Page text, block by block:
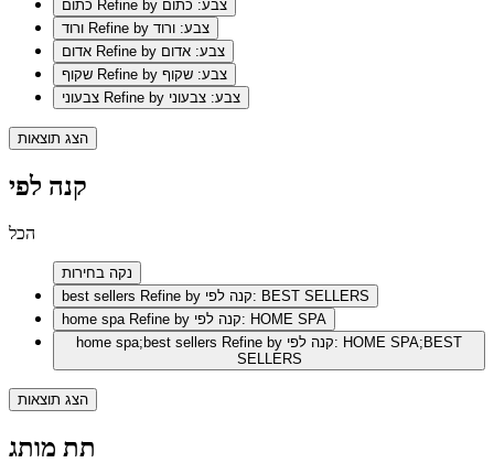
Refine by צבע: כתום
Refine by צבע: ורוד
Refine by צבע: אדום
Refine by צבע: שקוף
Refine by צבע: צבעוני
הצג תוצאות
קנה לפי
הכל
נקה בחירות
best sellers
Refine by קנה לפי: BEST SELLERS
home spa
Refine by קנה לפי: HOME SPA
home spa;best sellers Refine by קנה לפי: HOME SPA;BEST
SELLERS
הצג תוצאות
תת מותג